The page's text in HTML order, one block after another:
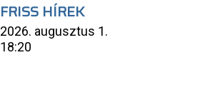
FRISS HÍREK
2026. augusztus 1.
18:20